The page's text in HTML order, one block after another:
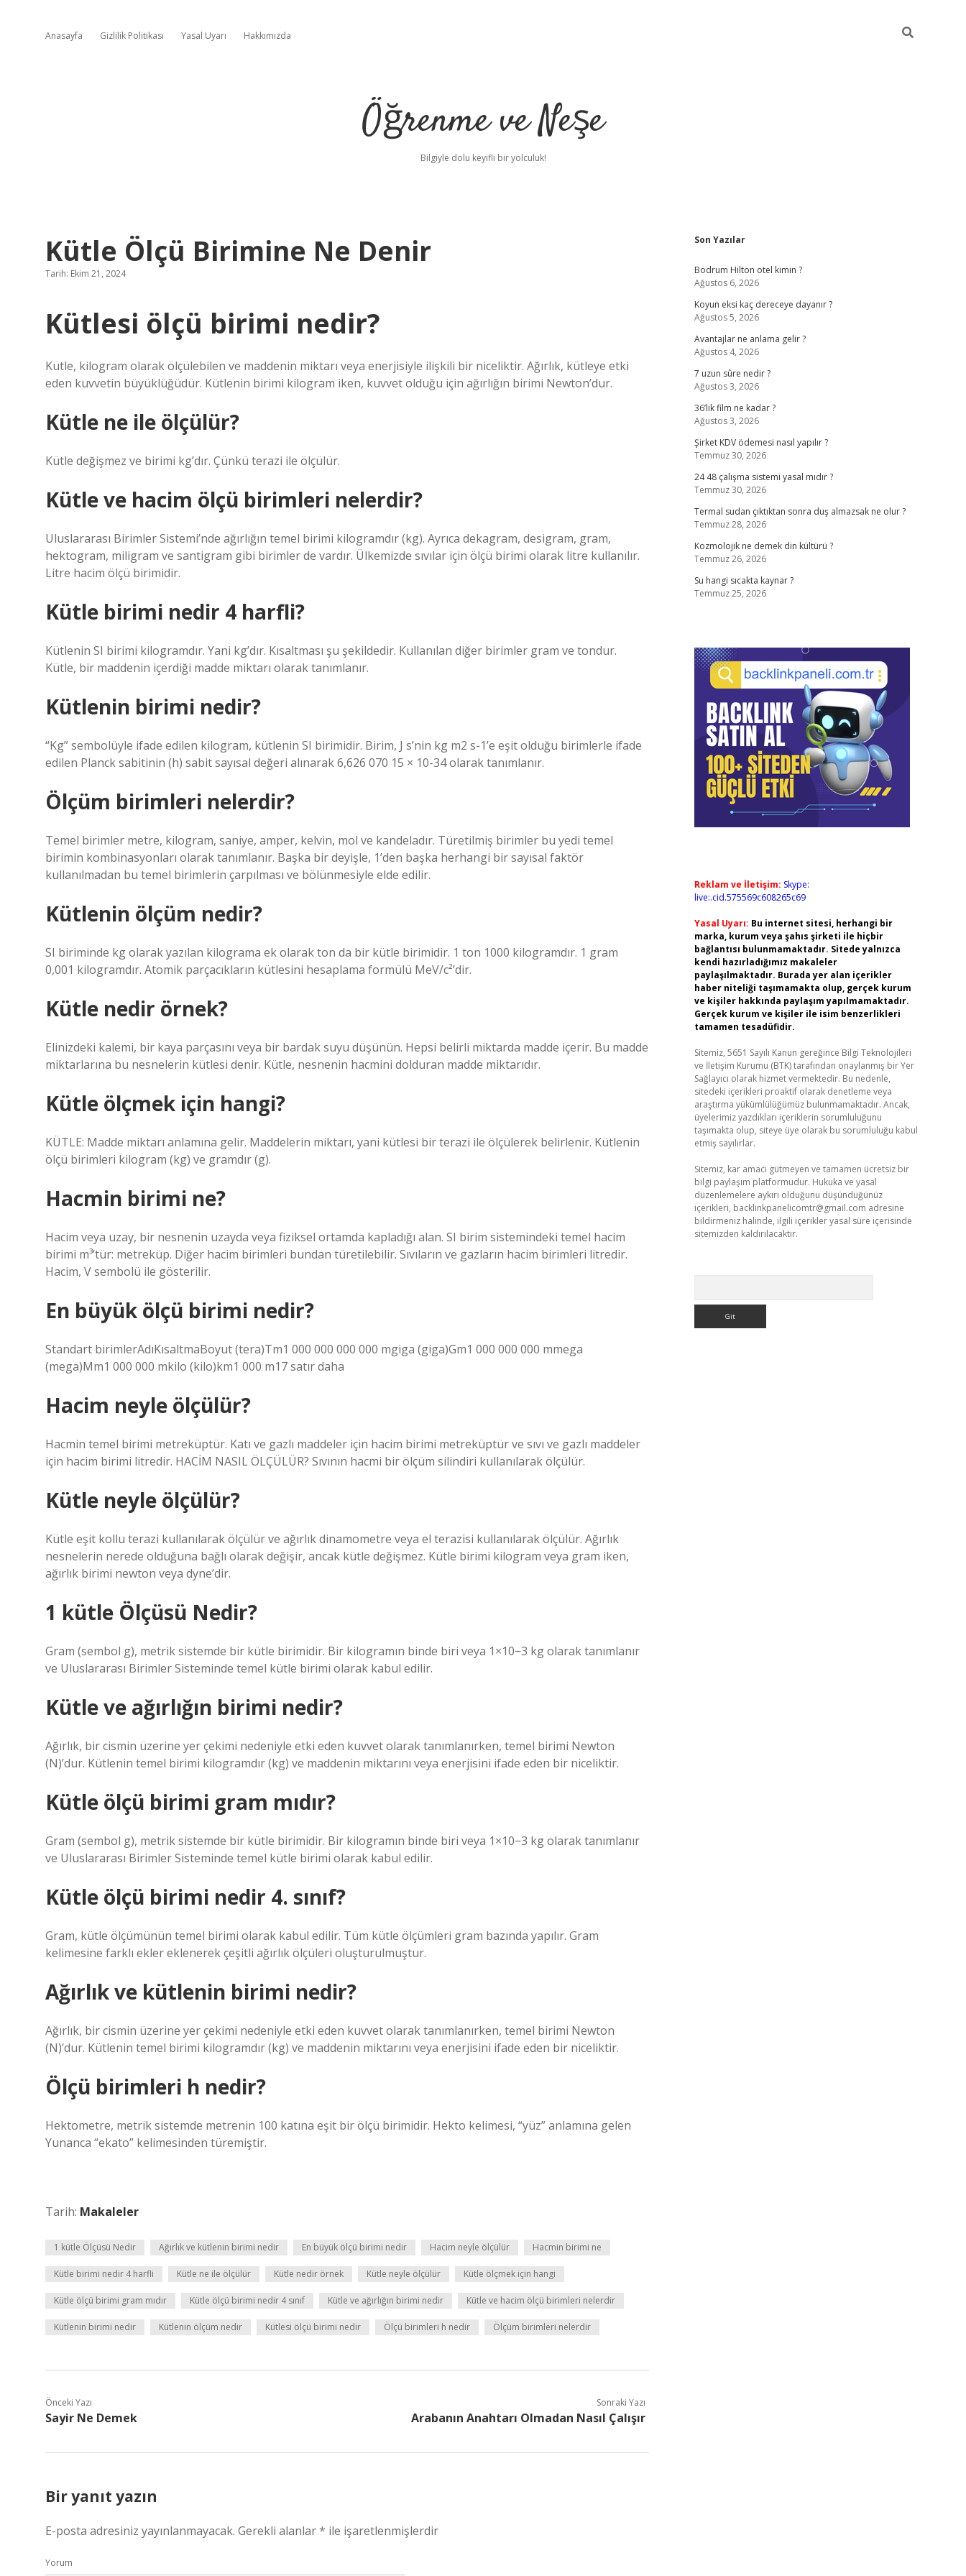
Anasayfa Gizlilik Politikası Yasal Uyarı Hakkımızda
Öğrenme ve Neşe
Bilgiyle dolu keyifli bir yolculuk!
Kütle Ölçü Birimine Ne Denir
Tarih: Ekim 21, 2024
Kütlesi ölçü birimi nedir?
Kütle, kilogram olarak ölçülebilen ve maddenin miktarı veya enerjisiyle ilişkili bir niceliktir. Ağırlık, kütleye etki
eden kuvvetin büyüklüğüdür. Kütlenin birimi kilogram iken, kuvvet olduğu için ağırlığın birimi Newton’dur.
Kütle ne ile ölçülür?
Kütle değişmez ve birimi kg’dır. Çünkü terazi ile ölçülür.
Kütle ve hacim ölçü birimleri nelerdir?
Uluslararası Birimler Sistemi’nde ağırlığın temel birimi kilogramdır (kg). Ayrıca dekagram, desigram, gram,
hektogram, miligram ve santigram gibi birimler de vardır. Ülkemizde sıvılar için ölçü birimi olarak litre kullanılır.
Litre hacim ölçü birimidir.
Kütle birimi nedir 4 harfli?
Kütlenin SI birimi kilogramdır. Yani kg’dır. Kısaltması şu şekildedir. Kullanılan diğer birimler gram ve tondur.
Kütle, bir maddenin içerdiği madde miktarı olarak tanımlanır.
Kütlenin birimi nedir?
“Kg” sembolüyle ifade edilen kilogram, kütlenin SI birimidir. Birim, J s’nin kg m2 s-1’e eşit olduğu birimlerle ifade
edilen Planck sabitinin (h) sabit sayısal değeri alınarak 6,626 070 15 × 10-34 olarak tanımlanır.
Ölçüm birimleri nelerdir?
Temel birimler metre, kilogram, saniye, amper, kelvin, mol ve kandeladır. Türetilmiş birimler bu yedi temel
birimin kombinasyonları olarak tanımlanır. Başka bir deyişle, 1’den başka herhangi bir sayısal faktör
kullanılmadan bu temel birimlerin çarpılması ve bölünmesiyle elde edilir.
Kütlenin ölçüm nedir?
SI biriminde kg olarak yazılan kilograma ek olarak ton da bir kütle birimidir. 1 ton 1000 kilogramdır. 1 gram
0,001 kilogramdır. Atomik parçacıkların kütlesini hesaplama formülü MeV/c²’dir.
Kütle nedir örnek?
Elinizdeki kalemi, bir kaya parçasını veya bir bardak suyu düşünün. Hepsi belirli miktarda madde içerir. Bu madde
miktarlarına bu nesnelerin kütlesi denir. Kütle, nesnenin hacmini dolduran madde miktarıdır.
Kütle ölçmek için hangi?
KÜTLE: Madde miktarı anlamına gelir. Maddelerin miktarı, yani kütlesi bir terazi ile ölçülerek belirlenir. Kütlenin
ölçü birimleri kilogram (kg) ve gramdır (g).
Hacmin birimi ne?
Hacim veya uzay, bir nesnenin uzayda veya fiziksel ortamda kapladığı alan. SI birim sistemindeki temel hacim
birimi m³’tür: metreküp. Diğer hacim birimleri bundan türetilebilir. Sıvıların ve gazların hacim birimleri litredir.
Hacim, V sembolü ile gösterilir.
En büyük ölçü birimi nedir?
Standart birimlerAdıKısaltmaBoyut (tera)Tm1 000 000 000 000 mgiga (giga)Gm1 000 000 000 mmega
(mega)Mm1 000 000 mkilo (kilo)km1 000 m17 satır daha
Hacim neyle ölçülür?
Hacmin temel birimi metreküptür. Katı ve gazlı maddeler için hacim birimi metreküptür ve sıvı ve gazlı maddeler
için hacim birimi litredir. HACİM NASIL ÖLÇÜLÜR? Sıvının hacmi bir ölçüm silindiri kullanılarak ölçülür.
Kütle neyle ölçülür?
Kütle eşit kollu terazi kullanılarak ölçülür ve ağırlık dinamometre veya el terazisi kullanılarak ölçülür. Ağırlık
nesnelerin nerede olduğuna bağlı olarak değişir, ancak kütle değişmez. Kütle birimi kilogram veya gram iken,
ağırlık birimi newton veya dyne’dir.
1 kütle Ölçüsü Nedir?
Gram (sembol g), metrik sistemde bir kütle birimidir. Bir kilogramın binde biri veya 1×10−3 kg olarak tanımlanır
ve Uluslararası Birimler Sisteminde temel kütle birimi olarak kabul edilir.
Kütle ve ağırlığın birimi nedir?
Ağırlık, bir cismin üzerine yer çekimi nedeniyle etki eden kuvvet olarak tanımlanırken, temel birimi Newton
(N)’dur. Kütlenin temel birimi kilogramdır (kg) ve maddenin miktarını veya enerjisini ifade eden bir niceliktir.
Kütle ölçü birimi gram mıdır?
Gram (sembol g), metrik sistemde bir kütle birimidir. Bir kilogramın binde biri veya 1×10−3 kg olarak tanımlanır
ve Uluslararası Birimler Sisteminde temel kütle birimi olarak kabul edilir.
Kütle ölçü birimi nedir 4. sınıf?
Gram, kütle ölçümünün temel birimi olarak kabul edilir. Tüm kütle ölçümleri gram bazında yapılır. Gram
kelimesine farklı ekler eklenerek çeşitli ağırlık ölçüleri oluşturulmuştur.
Ağırlık ve kütlenin birimi nedir?
Ağırlık, bir cismin üzerine yer çekimi nedeniyle etki eden kuvvet olarak tanımlanırken, temel birimi Newton
(N)’dur. Kütlenin temel birimi kilogramdır (kg) ve maddenin miktarını veya enerjisini ifade eden bir niceliktir.
Ölçü birimleri h nedir?
Hektometre, metrik sistemde metrenin 100 katına eşit bir ölçü birimidir. Hekto kelimesi, “yüz” anlamına gelen
Yunanca “ekato” kelimesinden türemiştir.
Tarih: Makaleler
1 kütle Ölçüsü Nedir Ağırlık ve kütlenin birimi nedir En büyük ölçü birimi nedir Hacim neyle ölçülür Hacmin birimi ne
Kütle birimi nedir 4 harfli Kütle ne ile ölçülür Kütle nedir örnek Kütle neyle ölçülür Kütle ölçmek için hangi
Kütle ölçü birimi gram mıdır Kütle ölçü birimi nedir 4 sınıf Kütle ve ağırlığın birimi nedir Kütle ve hacim ölçü birimleri nelerdir
Kütlenin birimi nedir Kütlenin ölçüm nedir Kütlesi ölçü birimi nedir Ölçü birimleri h nedir Ölçüm birimleri nelerdir
Önceki Yazı
Sayir Ne Demek
Sonraki Yazı
Arabanın Anahtarı Olmadan Nasıl Çalışır
Bir yanıt yazın
E-posta adresiniz yayınlanmayacak. Gerekli alanlar* ile işaretlenmişlerdir
Yorum
Sidebar
Son Yazılar
Bodrum Hilton otel kimin ?
Ağustos 6, 2026
Koyun eksi kaç dereceye dayanır ?
Ağustos 5, 2026
Avantajlar ne anlama gelir ?
Ağustos 4, 2026
7 uzun sûre nedir ?
Ağustos 3, 2026
36’lık film ne kadar ?
Ağustos 3, 2026
Şirket KDV ödemesi nasıl yapılır ?
Temmuz 30, 2026
24 48 çalışma sistemi yasal mıdır ?
Temmuz 30, 2026
Termal sudan çıktıktan sonra duş almazsak ne olur ?
Temmuz 28, 2026
Kozmolojik ne demek din kültürü ?
Temmuz 26, 2026
Su hangi sıcakta kaynar ?
Temmuz 25, 2026
Reklam ve İletişim: Skype:
live:.cid.575569c608265c69
Yasal Uyarı: Bu internet sitesi, herhangi bir
marka, kurum veya şahıs şirketi ile hiçbir
bağlantısı bulunmamaktadır. Sitede yalnızca
kendi hazırladığımız makaleler
paylaşılmaktadır. Burada yer alan içerikler
haber niteliği taşımamakta olup, gerçek kurum
ve kişiler hakkında paylaşım yapılmamaktadır.
Gerçek kurum ve kişiler ile isim benzerlikleri
tamamen tesadüfidir.
Sitemiz, 5651 Sayılı Kanun gereğince Bilgi Teknolojileri
ve İletişim Kurumu (BTK) tarafından onaylanmış bir Yer
Sağlayıcı olarak hizmet vermektedir. Bu nedenle,
sitedeki içerikleri proaktif olarak denetleme veya
araştırma yükümlülüğümüz bulunmamaktadır. Ancak,
üyelerimiz yazdıkları içeriklerin sorumluluğunu
taşımakta olup, siteye üye olarak bu sorumluluğu kabul
etmiş sayılırlar.
Sitemiz, kar amacı gütmeyen ve tamamen ücretsiz bir
bilgi paylaşım platformudur. Hukuka ve yasal
düzenlemelere aykırı olduğunu düşündüğünüz
içerikleri, backlinkpanelicomtr@gmail.com adresine
bildirmeniz halinde, ilgili içerikler yasal süre içerisinde
sitemizden kaldırılacaktır.
betcipiabellacasino sitesi